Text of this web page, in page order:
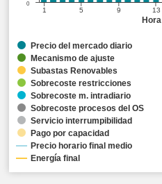
Hora
1 5 9 13
0
Precio del mercado diario
Mecanismo de ajuste
Subastas Renovables
Sobrecoste restricciones
Sobrecoste m. intradiario
Sobrecoste procesos del OS
Servicio interrumpibilidad
Pago por capacidad
Precio horario final medio
Energía final